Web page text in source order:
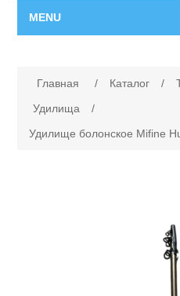
MENU
Каталог
Главная / Каталог /
Удилища
/
Удилище болонское Mifine